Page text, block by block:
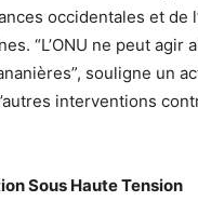
occidentales et de
“L’ONU ne peut agir
souligne un
interventions
Sous Haute Tension